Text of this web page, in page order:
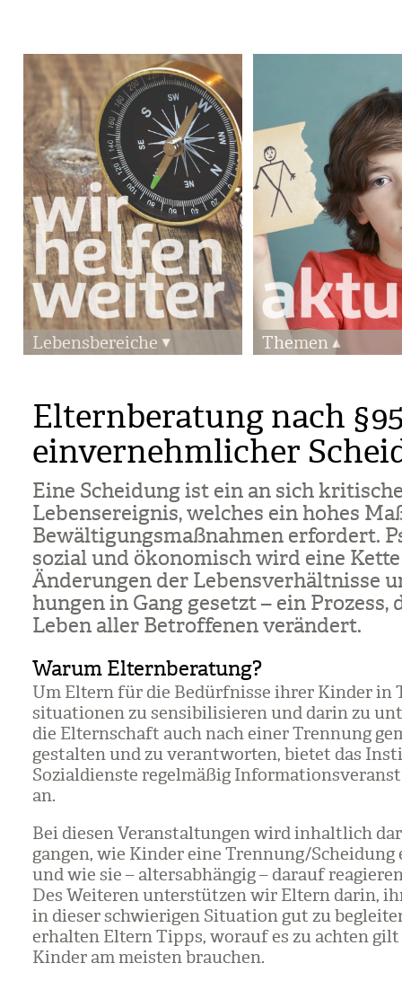
Lebensbereiche Themen
Elternberatung nach
einvernehmlicher
Eine Schei­dung ist ein an sich
Lebens­er­eig­nis, wel­ches ein hohes
Bewäl­ti­gungs­maß­nah­men erfor­dert.
sozial und öko­no­misch wird eine
Ände­run­gen der Lebens­ver­hält­nisse
hun­gen in Gang gesetzt – ein Pro­zess,
Leben aller Betrof­fe­nen ver­än­dert.
Warum Elternberatung?
Um Eltern für die Bedürf­nisse ihrer Kin­der in
si­tua­tio­nen zu sen­si­bi­li­sie­ren und darin zu
die Eltern­schaft auch nach einer Tren­nung
gestal­ten und zu ver­ant­wor­ten, bie­tet das
Sozi­al­dienste regel­mä­ßig
an.
Bei die­sen Ver­an­stal­tun­gen wird inhalt­lich
gan­gen, wie Kin­der eine Tren­nung/​Schei­dung
und wie sie – alters­ab­hän­gig – dar­auf
Des Wei­te­ren unter­stüt­zen wir Eltern darin,
in die­ser schwie­ri­gen Situa­tion gut zu
erhal­ten Eltern Tipps, wor­auf es zu ach­ten
Kin­der am meis­ten brau­chen.